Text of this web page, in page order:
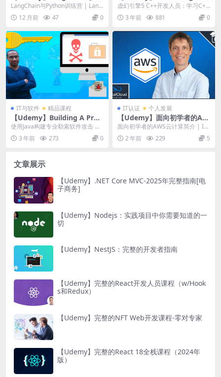
hon训练营
LangChain与Python训练营 | Lang
Chain with Pyt...
12 月前 47 0
C++ Developer: Learn C++
虚幻引擎5 C++开发人员：学习C+
+并制作电子游戏 与Epic Games合
作...3 年前 881 0
IT与软件 精品课程
【Udemy】Building A Prof
essional Ransomware Atta
ck Using Java
使用Java构建专业勒索软件攻击 使
用java语言构建高级恶意程序（勒
索软件病毒...
3 年前 273 0
IT认证 个人发展
【Udemy】面向初学者的AW
S云计算简介
面向初学者的AWS云计算简介 | Int
roduction to Cloud C...
2 年前 229 5
文章展示
【Udemy】.NET Core MVC-2025年完整指南[电
子商务]
【Udemy】Nodejs：实践项目中你需要知道的一
切
【Udemy】NestJS：完整的开发者指南
【Udemy】完整的React开发人员课程（w/Hook
s和Redux）
【Udemy】完整的NFT Web开发课程-零对专家
【Udemy】完整的React 18全栈课程（2024年
版）